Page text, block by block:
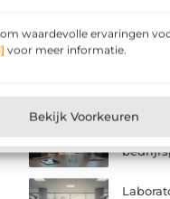
waardevolle ervaringen
voor meer informatie.
Bekijk Voorkeuren
bouw
Zo kies